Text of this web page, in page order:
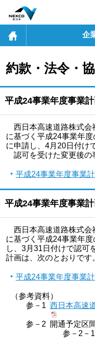
企
約款・法令・
平成24事業年度事業
西日本高速道路株式
に基づく平成24事業年
に申請し、4月20日付け
認可を受けた変更後の
平成24事業年度事業
平成24事業年度事業
西日本高速道路株式
に基づく平成24事業年
し、3月31日付けで認可
計画は、次のとおりです
平成24事業年度事業計
（参考資料）
参－1 西日本高速
参－2
開通予定区
参－2－1